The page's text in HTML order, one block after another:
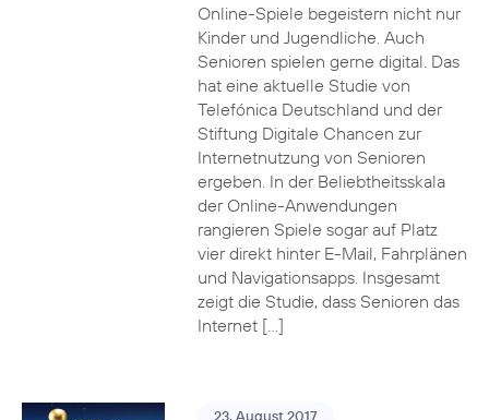
Online-Spiele begeistern nicht nur
Kinder und Jugendliche. Auch
Senioren spielen gerne digital. Das
hat eine aktuelle Studie von
Telefónica Deutschland und der
Stiftung Digitale Chancen zur
Internetnutzung von Senioren
ergeben. In der Beliebtheitsskala
der Online-Anwendungen
rangieren Spiele sogar auf Platz
vier direkt hinter E-Mail, Fahrplänen
und Navigationsapps. Insgesamt
zeigt die Studie, dass Senioren das
Internet […]
23. August 2017